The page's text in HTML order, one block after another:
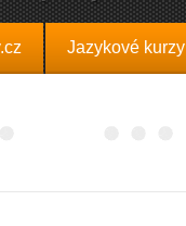
Jazykové kurzy